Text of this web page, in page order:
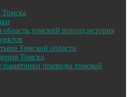
область,томский портал,история
Томской области
Томска
памятники природы томской